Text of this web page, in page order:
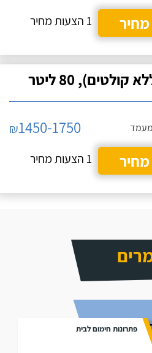
1 הצעות מחיר
80 ליטר
מעמד
₪1450-1750
1 הצעות מחיר
פתרונות חימום לבית